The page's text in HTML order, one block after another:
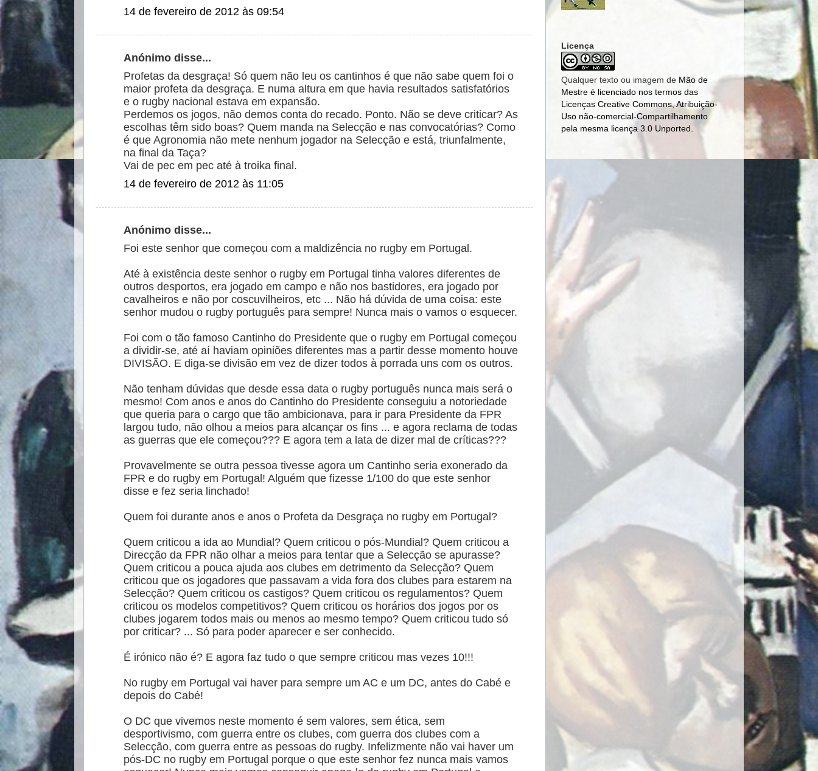
14 de fevereiro de 2012 às 09:54
Anónimo disse...
Profetas da desgraça! Só quem não leu os cantinhos é que não sabe quem foi o
maior profeta da desgraça. E numa altura em que havia resultados satisfatórios
e o rugby nacional estava em expansão.
Perdemos os jogos, não demos conta do recado. Ponto. Não se deve criticar? As
escolhas têm sido boas? Quem manda na Selecção e nas convocatórias? Como
é que Agronomia não mete nenhum jogador na Selecção e está, triunfalmente,
na final da Taça?
Vai de pec em pec até à troika final.
14 de fevereiro de 2012 às 11:05
Anónimo disse...
Foi este senhor que começou com a maldizência no rugby em Portugal.
Até à existência deste senhor o rugby em Portugal tinha valores diferentes de
outros desportos, era jogado em campo e não nos bastidores, era jogado por
cavalheiros e não por coscuvilheiros, etc ... Não há dúvida de uma coisa: este
senhor mudou o rugby português para sempre! Nunca mais o vamos o esquecer.
Foi com o tão famoso Cantinho do Presidente que o rugby em Portugal começou
a dividir-se, até aí haviam opiniões diferentes mas a partir desse momento houve
DIVISÃO. E diga-se divisão em vez de dizer todos à porrada uns com os outros.
Não tenham dúvidas que desde essa data o rugby português nunca mais será o
mesmo! Com anos e anos do Cantinho do Presidente conseguiu a notoriedade
que queria para o cargo que tão ambicionava, para ir para Presidente da FPR
largou tudo, não olhou a meios para alcançar os fins ... e agora reclama de todas
as guerras que ele começou??? E agora tem a lata de dizer mal de críticas???
Provavelmente se outra pessoa tivesse agora um Cantinho seria exonerado da
FPR e do rugby em Portugal! Alguém que fizesse 1/100 do que este senhor
disse e fez seria linchado!
Quem foi durante anos e anos o Profeta da Desgraça no rugby em Portugal?
Quem criticou a ida ao Mundial? Quem criticou o pós-Mundial? Quem criticou a
Direcção da FPR não olhar a meios para tentar que a Selecção se apurasse?
Quem criticou a pouca ajuda aos clubes em detrimento da Selecção? Quem
criticou que os jogadores que passavam a vida fora dos clubes para estarem na
Selecção? Quem criticou os castigos? Quem criticou os regulamentos? Quem
criticou os modelos competitivos? Quem criticou os horários dos jogos por os
clubes jogarem todos mais ou menos ao mesmo tempo? Quem criticou tudo só
por criticar? ... Só para poder aparecer e ser conhecido.
É irónico não é? E agora faz tudo o que sempre criticou mas vezes 10!!!
No rugby em Portugal vai haver para sempre um AC e um DC, antes do Cabé e
depois do Cabé!
O DC que vivemos neste momento é sem valores, sem ética, sem
desportivismo, com guerra entre os clubes, com guerra dos clubes com a
Selecção, com guerra entre as pessoas do rugby. Infelizmente não vai haver um
pós-DC no rugby em Portugal porque o que este senhor fez nunca mais vamos
Licença
Qualquer texto ou imagem de Mão de
Mestre é licenciado nos termos das
Licenças Creative Commons, Atribuição-
Uso não-comercial-Compartilhamento
pela mesma licença 3.0 Unported.